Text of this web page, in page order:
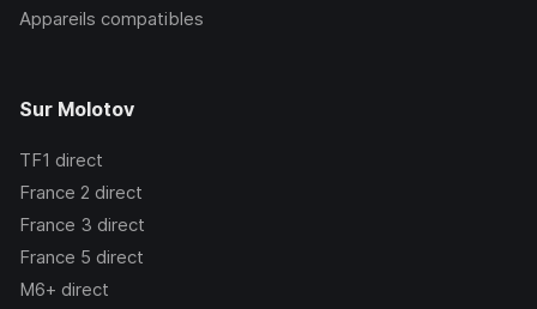
Appareils compatibles
Sur Molotov
TF1 direct
France 2 direct
France 3 direct
France 5 direct
M6+ direct